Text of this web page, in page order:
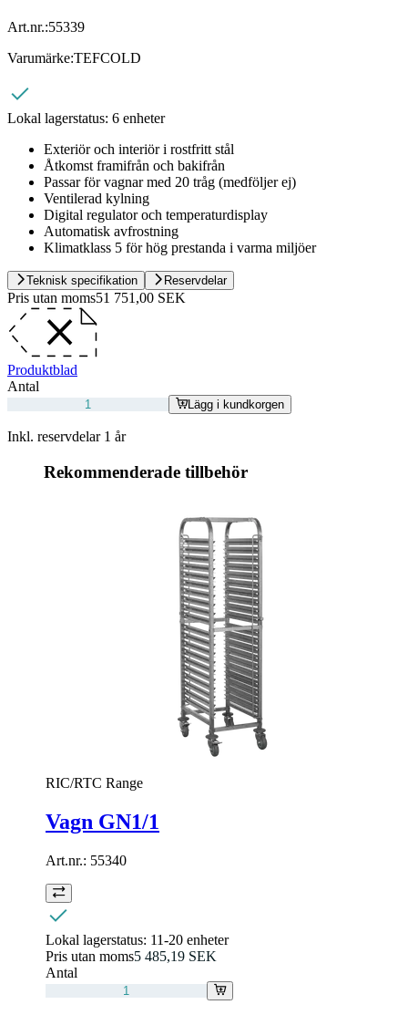
Art.nr.:55339
Varumärke:TEFCOLD
Lokal lagerstatus: 6 enheter
Exteriör och interiör i rostfritt stål
Åtkomst framifrån och bakifrån
Passar för vagnar med 20 tråg (medföljer ej)
Ventilerad kylning
Digital regulator och temperaturdisplay
Automatisk avfrostning
Klimatklass 5 för hög prestanda i varma miljöer
Teknisk specifikation Reservdelar
Pris utan moms51 751,00 SEK
Produktblad
Antal
Lägg i kundkorgen
Inkl. reservdelar 1 år
Rekommenderade tillbehör
RIC/RTC Range
Vagn GN1/1
Art.nr.: 55340
Lokal lagerstatus: 11-20 enheter
Pris utan moms5 485,19 SEK
Antal